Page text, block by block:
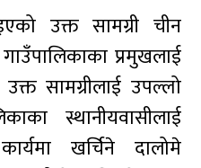
उक्त सामग्री चीन
प्रमुखलाई
सामग्रीलाई उपल्लो
स्थानीयवासीलाई
खर्चिने दालोमे